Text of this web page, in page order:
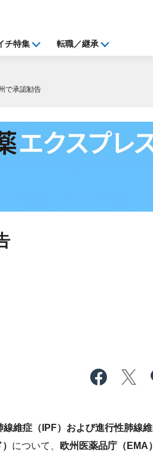
チ特集 転職／継承
で承認勧告
線維症（IPF）および進行性肺線維
について、
欧州医薬品庁（EMA）